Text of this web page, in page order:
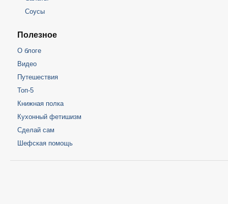
Соусы
Полезное
О блоге
Видео
Путешествия
Топ-5
Книжная полка
Кухонный фетишизм
Сделай сам
Шефская помощь